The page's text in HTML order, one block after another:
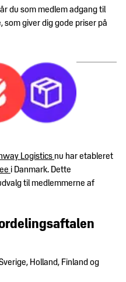
du som medlem adgang til
giver dig gode priser på
Logistics nu har etableret
i Danmark. Dette
til medlemmerne af
Holland, Finland og